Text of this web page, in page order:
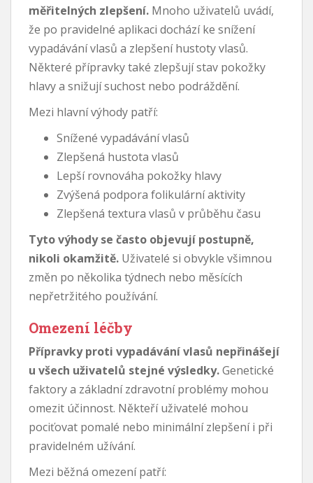
měřitelných zlepšení. Mnoho uživatelů uvádí,
že po pravidelné aplikaci dochází ke snížení
vypadávání vlasů a zlepšení hustoty vlasů.
Některé přípravky také zlepšují stav pokožky
hlavy a snižují suchost nebo podráždění.
Mezi hlavní výhody patří:
Snížené vypadávání vlasů
Zlepšená hustota vlasů
Lepší rovnováha pokožky hlavy
Zvýšená podpora folikulární aktivity
Zlepšená textura vlasů v průběhu času
Tyto výhody se často objevují postupně,
nikoli okamžitě. Uživatelé si obvykle všimnou
změn po několika týdnech nebo měsících
nepřetržitého používání.
Omezení léčby
Přípravky proti vypadávání vlasů nepřinášejí
u všech uživatelů stejné výsledky.Genetické
faktory a základní zdravotní problémy mohou
omezit účinnost. Někteří uživatelé mohou
pociťovat pomalé nebo minimální zlepšení i při
pravidelném užívání.
Mezi běžná omezení patří: